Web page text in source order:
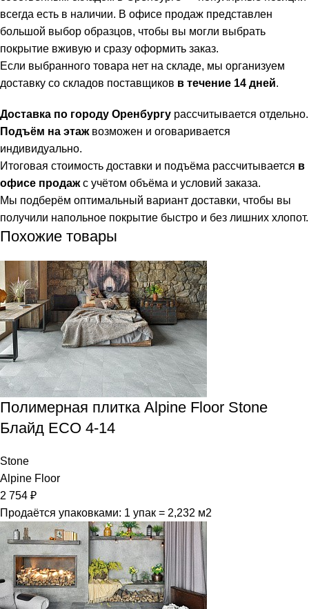
всегда есть в наличии. В офисе продаж представлен
большой выбор образцов, чтобы вы могли выбрать
покрытие вживую и сразу оформить заказ.
Если выбранного товара нет на складе, мы организуем
доставку со складов поставщиков в течение 14 дней.
Доставка по городу Оренбургу рассчитывается отдельно.
Подъём на этажвозможен и оговаривается
индивидуально.
Итоговая стоимость доставки и подъёма рассчитывается в
офисе продажс учётом объёма и условий заказа.
Мы подберём оптимальный вариант доставки, чтобы вы
получили напольное покрытие быстро и без лишних хлопот.
Похожие товары
Полимерная плитка Alpine Floor Stone
Блайд ECO 4-14
Stone
Alpine Floor
2 754 ₽
Продаётся упаковками: 1 упак = 2,232 м2